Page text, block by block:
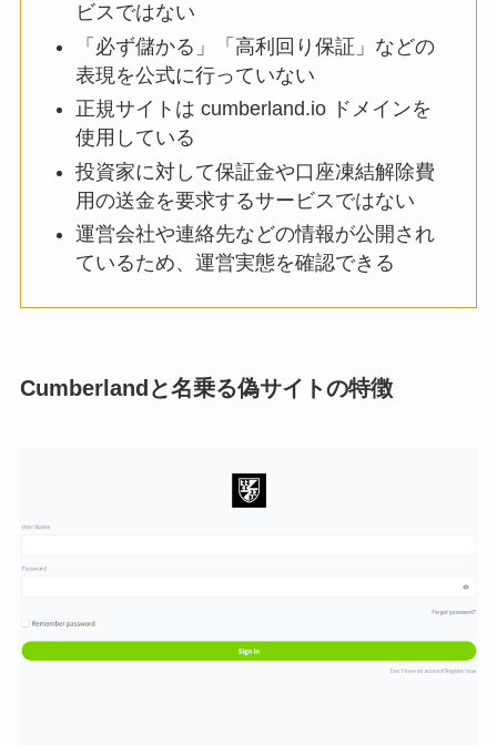
ビスではない
「必ず儲かる」「高利回り保証」などの
表現を公式に行っていない
正規サイトは cumberland.io ドメインを
使用している
投資家に対して保証金や口座凍結解除費
用の送金を要求するサービスではない
運営会社や連絡先などの情報が公開され
ているため、運営実態を確認できる
Cumberland と名乗る偽サイトの特徴